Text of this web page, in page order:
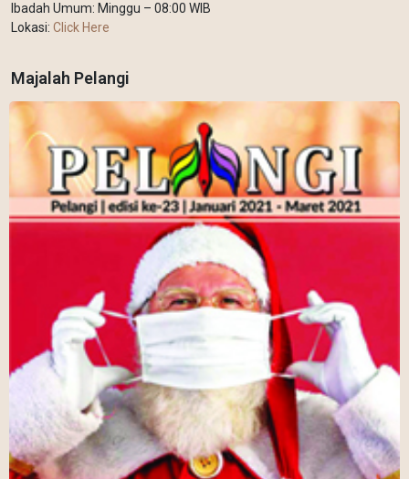
Ibadah Umum: Minggu – 08:00 WIB
Lokasi: Click Here
Majalah Pelangi